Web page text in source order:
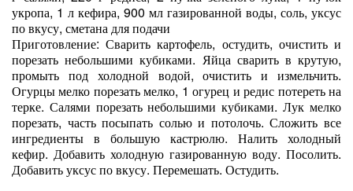
укропа, 1 л кефира, 900 мл газированной воды, соль, уксус
по вкусу, сметана для подачи
Приготовление: Сварить картофель, остудить, очистить и
порезать небольшими кубиками. Яйца сварить в крутую,
промыть под холодной водой, очистить и измельчить.
Огурцы мелко порезать мелко, 1 огурец и редис потереть на
терке. Салями порезать небольшими кубиками. Лук мелко
порезать, часть посыпать солью и потолочь. Сложить все
ингредиенты в большую кастрюлю. Налить холодный
кефир. Добавить холодную газированную воду. Посолить.
Добавить уксус по вкусу. Перемешать. Остудить.